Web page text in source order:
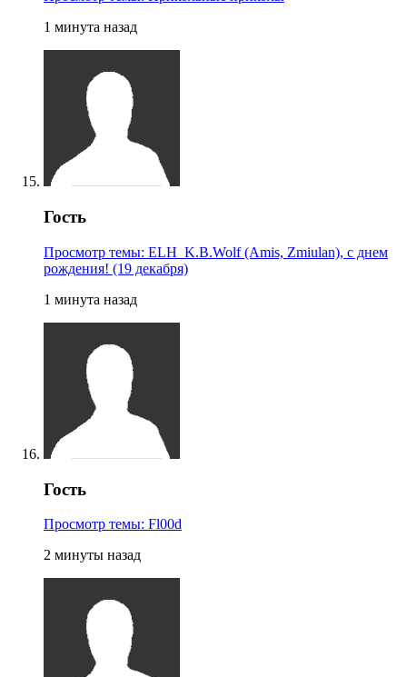
1 минута назад
Гость
Просмотр темы: ELH_K.B.Wolf (Amis, Zmiulan), с днем
рождения! (19 декабря)
1 минута назад
Гость
Просмотр темы: Fl00d
2 минуты назад